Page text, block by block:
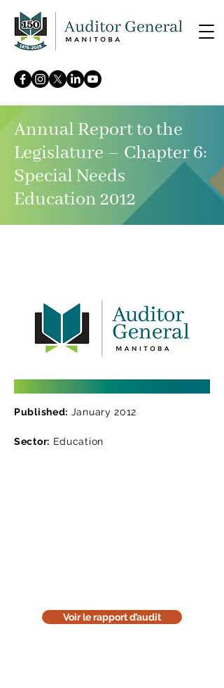
Annual Report to the
Legislature – Chapter 6:
Special Needs
Education 2012
Published: January 2012
Sector: Education
Voir le rapport d’audit